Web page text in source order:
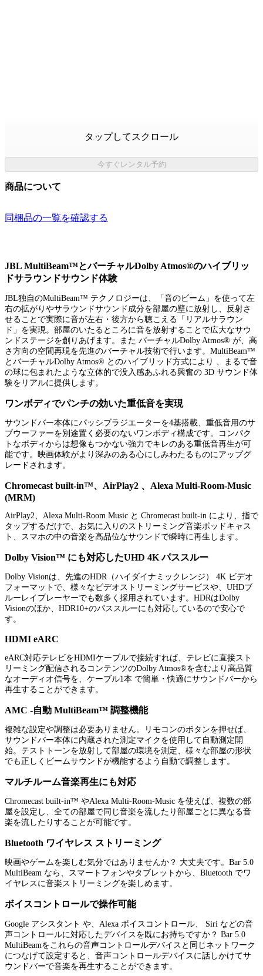
タップしてスクロール
今すぐレンタル予約
商品について
同梱品の一覧を確認する
JBL MultiBeam™とバーチャルDolby Atmos®のハイブリッ
ドサラウンドサウンド体験
JBL独自のMultiBeam™ テクノロジーは、「音のビーム」を使って左
右の拡がりやサラウンドサウンド成分を部屋の壁に放射し、反射さ
せることで実際に音が左右・後方から聴こえる「リアルサラウン
ド」を実現。部屋のいたるところに音を放射することで広大なサウ
ンドステージを創りあげます。また バーチャルDolby Atmos® が、高
さ方向の空間再現を先進のバーチャル技術で行います。MultiBeam™
とバーチャルDolby Atmos® とのハイブリッド方式により 、まるで音
の球に包まれたような立体的で没入感あふれる興奮の 3D サウンド体
験をリアルに提供します。
ワンボディでパンチの効いた重低音を実現
サウンドバー本体にパッシブラジエーターを4基搭載、重低音用のサ
ブウーファーを別途置く必要のないワンボディ構成です。コンパク
トなボディからは想像もつかない強力でキレのある重低音再生が可
能です。映画体験がより深みのある心にしみわたるものにアップグ
レードされます。
Chromecast built-in™、AirPlay2 、Alexa Multi-Room-Music
(MRM)
AirPlay2、Alexa Multi-Room Music と Chromecast built-in により、指で
タップするだけで、お気に入りのストリーミング音楽ポッドキャス
ト、スマホの中の音楽を高品位なサウンドで瞬時に再生します。
Dolby Vision™ にも対応したUHD 4K パススルー
Dolby Visionは、先進のHDR（ハイダイナミックレンジ） 4K ビデオ
フォーマットで、様々なビデオストリーミングサービスや、UHDブ
ルーレイプレーヤーでも数多く採用されています。HDRはDolby
Visionのほか、HDR10+のパススルーにも対応しているので安心で
す。
HDMI eARC
eARC対応テレビをHDMIケーブルで接続すれば、テレビに直接スト
リーミング配信されるコンテンツのDolby Atmos®を含むより高品質
なオーディオ信号を、ケーブル1本 で簡単・快適にサウンドバーから
再生することができます。
AMC -自動 MultiBeam™ 調整機能
複雑な設定や調整は必要ありません。リモコンのボタンを押せば、
サウンドバー本体に内蔵された測定マイクを使用して自動測定開
始。テストトーンを放射して部屋の環境を測定、様々な部屋の形状
でも正しくビームサウンドが機能するよう自動で調整します。
マルチルーム音楽再生にも対応
Chromecast built-in™ やAlexa Multi-Room-Music を使えば、複数の部
屋を設定し、全ての部屋で同じ音楽を流したり部屋ごとに異なる音
楽を流したりすることが可能です。
Bluetooth ワイヤレス ストリーミング
映画やゲームを楽しむ気分ではありませんか？ 大丈夫です。Bar 5.0
MultiBeam なら、スマートフォンやタブレットから、Bluetooth でワ
イヤレスに音楽ストリーミングを楽しめます。
ボイスコントロールで操作可能
Google アシスタント や、Alexa ボイスコントロール、 Siri などの音
声コントロールに対応したデバイスを既にお持ちですか？ Bar 5.0
MultiBeamをこれらの音声コントロールデバイスと同じネットワーク
につなげて設定すると、音声コントロールデバイスに話しかけてサ
ウンドバーで音楽を再生することができます。